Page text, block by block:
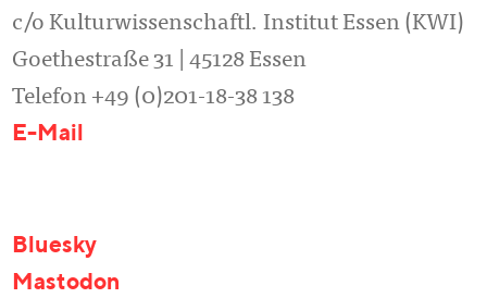
c/o Kulturwissenschaftl. Institut Essen (KWI)
Goethestraße 31 | 45128 Essen
Telefon +49 (0)201-18-38 138
E-Mail
Bluesky
Mastodon